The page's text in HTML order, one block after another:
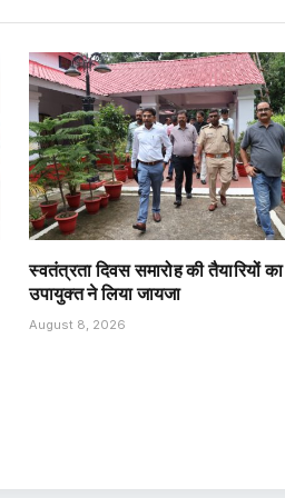
स्वतंत्रता दिवस समारोह की तैयारियों का
उपायुक्त ने लिया जायजा
August 8, 2026